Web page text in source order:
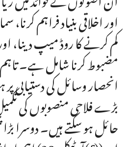
اور اخلاقی بنیاد فراہم
کم کرنے کا روڈ میپ دینا،
مضبوط کرنا شامل ہے۔
انحصار وسائل کی دستیابی
بڑے فلاحی منصوبوں کی
حائل ہو سکتے ہیں۔ دوسرا